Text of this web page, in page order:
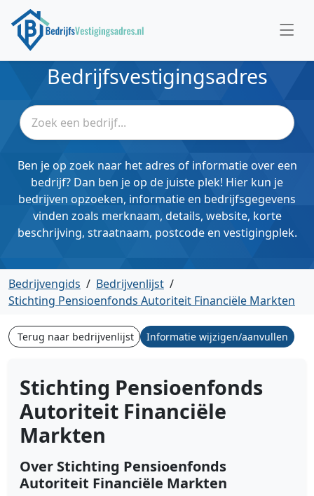
Bedrijfsvestigingsadres
Ben je op zoek naar het adres of informatie over een
bedrijf? Dan ben je op de juiste plek! Hier kun je
bedrijven opzoeken, informatie en bedrijfsgegevens
vinden zoals merknaam, details, website, korte
beschrijving, straatnaam, postcode en vestigingplek.
Bedrijvengids / Bedrijvenlijst /
Stichting Pensioenfonds Autoriteit Financiële Markten
Terug naar bedrijvenlijst Informatie wijzigen/aanvullen
Stichting Pensioenfonds
Autoriteit Financiële
Markten
Over Stichting Pensioenfonds
Autoriteit Financiële Markten